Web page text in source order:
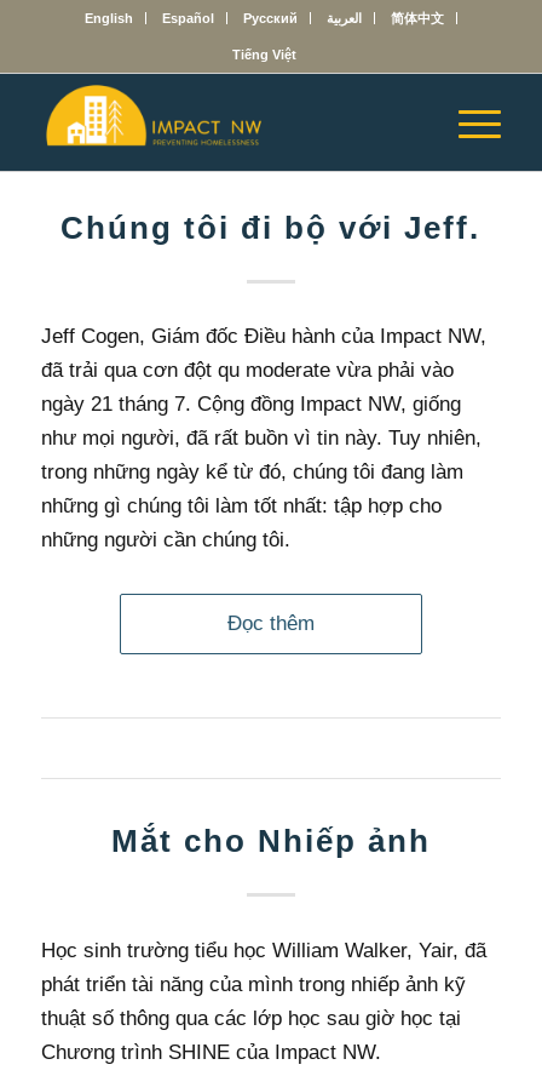
English Español Русский العربية 简体中文
Tiếng Việt
Chúng tôi đi bộ với Jeff.
Jeff Cogen, Giám đốc Điều hành của Impact NW,
đã trải qua cơn đột qu moderate vừa phải vào
ngày 21 tháng 7. Cộng đồng Impact NW, giống
như mọi người, đã rất buồn vì tin này. Tuy nhiên,
trong những ngày kể từ đó, chúng tôi đang làm
những gì chúng tôi làm tốt nhất: tập hợp cho
những người cần chúng tôi.
Đọc thêm
Mắt cho Nhiếp ảnh
Học sinh trường tiểu học William Walker, Yair, đã
phát triển tài năng của mình trong nhiếp ảnh kỹ
thuật số thông qua các lớp học sau giờ học tại
Chương trình SHINE của Impact NW.